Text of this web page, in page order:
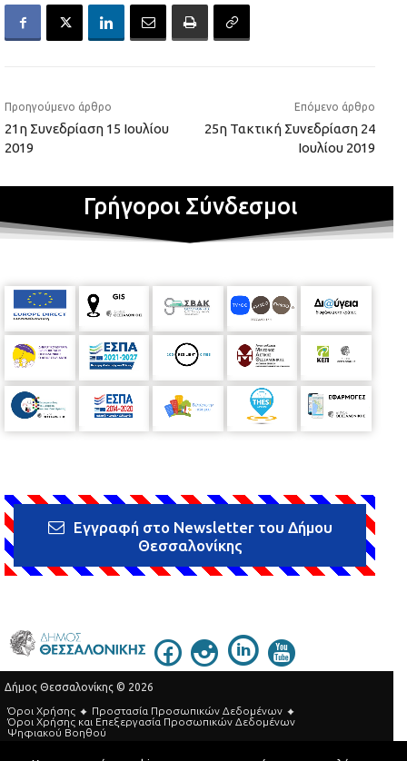
Προηγούμενο άρθρο
21η Συνεδρίαση 15 Ιουλίου
2019
Επόμενο άρθρο
25η Τακτική Συνεδρίαση 24
Ιουλίου 2019
Γρήγοροι Σύνδεσμοι
Εγγραφή στο Newsletter του Δήμου
Θεσσαλονίκης
Δήμος Θεσσαλονίκης © 2026
Όροι Χρήσης
Προστασία Προσωπικών Δεδομένων
Όροι Xρήσης και Eπεξεργασία Προσωπικών Δεδομένων
Ψηφιακού Βοηθού
Τηλεφωνικός Κατάλογος